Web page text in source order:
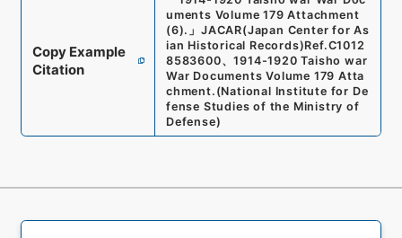
Copy Example
Citation
uments Volume 179 Attachment
(6). 」 JACAR(Japan Center for As
ian Historical Records)Ref.C1012
8583600、1914-1920 Taisho war
War Documents Volume 179 Atta
chment. (National Institute for De
fense Studies of the Ministry of
Defense)